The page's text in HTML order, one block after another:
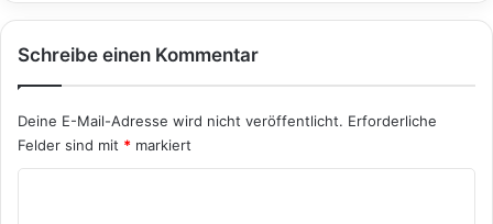
Schreibe einen Kommentar
Deine E-Mail-Adresse wird nicht veröffentlicht. Erforderliche
Felder sind mit * markiert